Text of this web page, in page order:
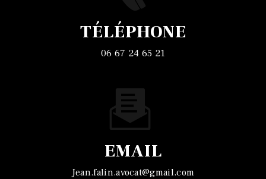
TÉLÉPHONE
06 67 24 65 21
EMAIL
jean.falin.avocat@gmail.com